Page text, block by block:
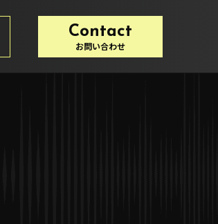
Contact
お問い合わせ